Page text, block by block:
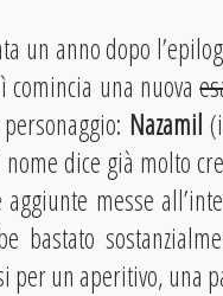
un anno dopo
comincia una nuova
Nazamil
dice già molto
messe
bastato
un aperitivo, una